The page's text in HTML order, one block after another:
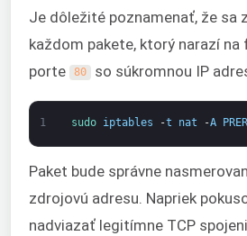
Je dôležité poznamenať, že sa
každom pakete, ktorý narazí
porte
80 so súkromnou IP
1 sudo iptables -t nat -A
Paket bude správne
zdrojovú adresu. Napriek
nadviazať legitímne TCP